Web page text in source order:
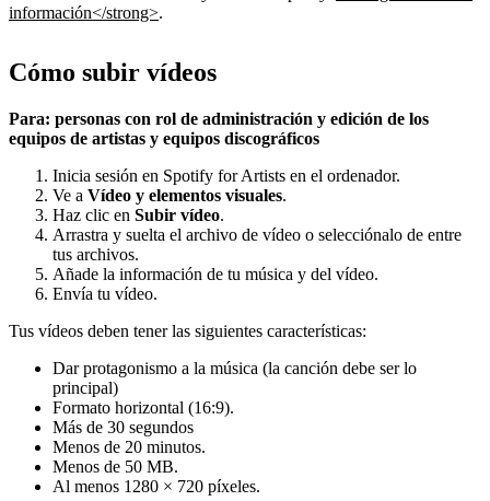
información</strong>.
Cómo subir vídeos
Para: personas con rol de administración y edición de los
equipos de artistas y equipos discográficos
Inicia sesión en Spotify for Artists en el ordenador.
Ve a Vídeo y elementos visuales.
Haz clic en Subir vídeo.
Arrastra y suelta el archivo de vídeo o selecciónalo de entre
tus archivos.
Añade la información de tu música y del vídeo.
Envía tu vídeo.
Tus vídeos deben tener las siguientes características:
Dar protagonismo a la música (la canción debe ser lo
principal)
Formato horizontal (16:9).
Más de 30 segundos
Menos de 20 minutos.
Menos de 50 MB.
Al menos 1280 × 720 píxeles.